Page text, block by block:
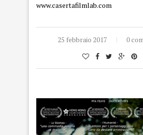
www.casertafilmlab.com
25 febbraio 2017 0